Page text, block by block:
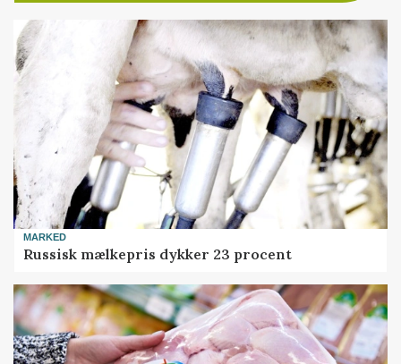
MARKED
Russisk mælkepris dykker 23 procent